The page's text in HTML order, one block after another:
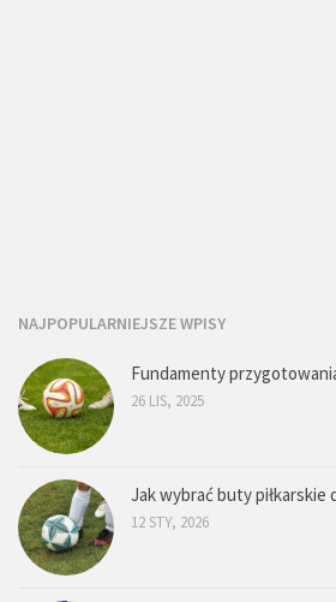
NAJPOPULARNIEJSZE WPISY
Fundamenty
26 LIS, 2025
Jak wybrać buty piłkarskie
12 STY, 2026